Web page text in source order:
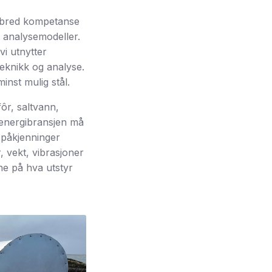
kompetanse
utnytter
og analyse.
mulig stål.
saltvann,
må
vekt, vibrasjoner
på hva utstyr